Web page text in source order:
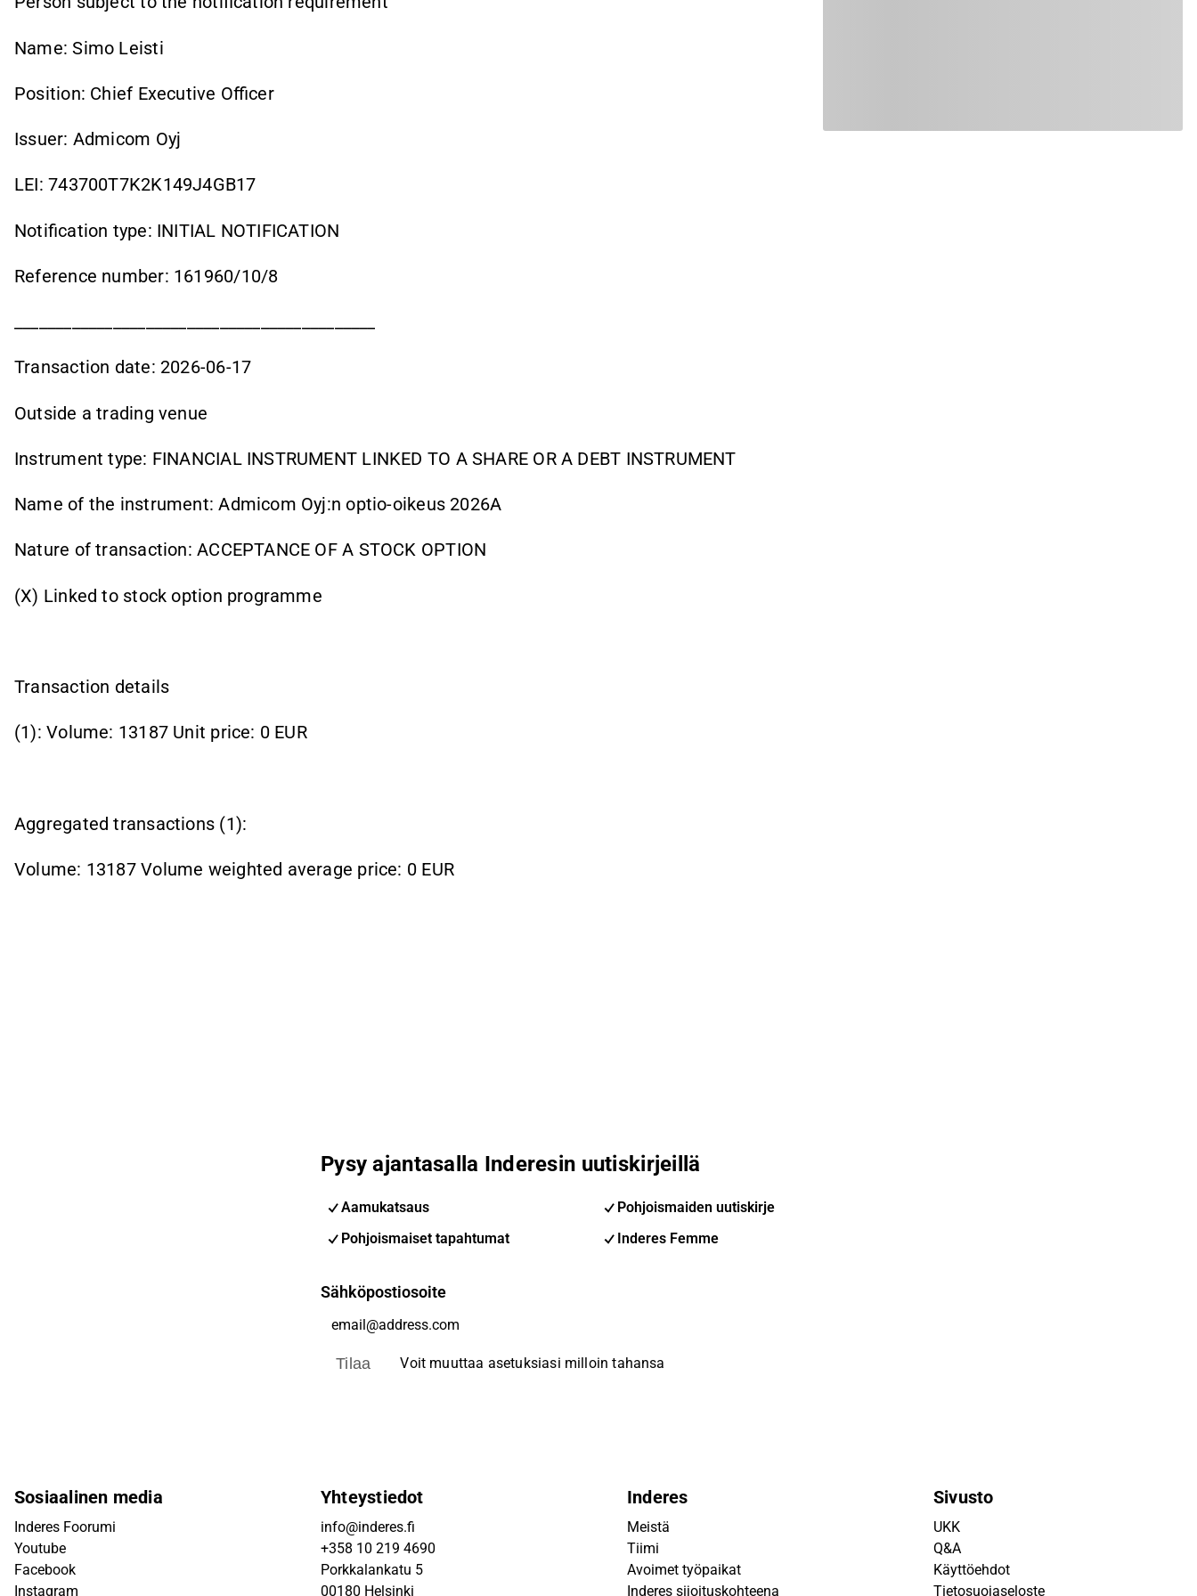
Name: Simo Leisti
Position: Chief Executive Officer
Issuer: Admicom Oyj
LEI: 743700T7K2K149J4GB17
Notification type: INITIAL NOTIFICATION
Reference number: 161960/10/8
Transaction date: 2026-06-17
Outside a trading venue
Instrument type: FINANCIAL INSTRUMENT LINKED TO A SHARE OR A DEBT INSTRUMENT
Name of the instrument: Admicom Oyj:n optio-oikeus 2026A
Nature of transaction: ACCEPTANCE OF A STOCK OPTION
(X) Linked to stock option programme
Transaction details
(1): Volume: 13187 Unit price: 0 EUR
Aggregated transactions (1):
Volume: 13187 Volume weighted average price: 0 EUR
Pysy ajantasalla Inderesin uutiskirjeillä
Aamukatsaus
Pohjoismaiden uutiskirje
Pohjoismaiset tapahtumat
Inderes Femme
Sähköpostiosoite
Tilaa Voit muuttaa asetuksiasi milloin tahansa
Sosiaalinen media
Inderes Foorumi
Youtube
Facebook
Instagram
Yhteystiedot
info@inderes.fi
+358 10 219 4690
Porkkalankatu 5
00180 Helsinki
Inderes
Meistä
Tiimi
Avoimet työpaikat
Inderes sijoituskohteena
Sivusto
UKK
Q&A
Käyttöehdot
Tietosuojaseloste